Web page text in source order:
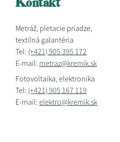
Kontakt
Metráž, pletacie priadze,
textilná galantéria
Tel: (+421) 905 395 172
E-mail: metraz@kremik.sk
Fotovoltaika, elektronika
Tel: (+421) 905 167 119
E-mail: elektro@kremik.sk